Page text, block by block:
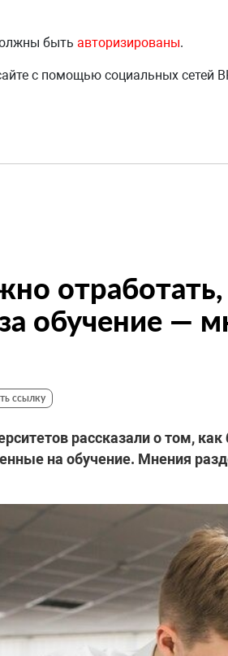
быть авторизированы.
с помощью социальных сетей
обучение —
ссылку
рассказали о том,
на обучение. Мнения